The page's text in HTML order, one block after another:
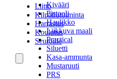
Kivääri
Pistooli
Haulikko
Liikkuva maali
Practical
Siluetti
Kasa-ammunta
Mustaruuti
PRS
Liitto
Kilpailutoiminta
Harrastus
Koulutus
Seuroille